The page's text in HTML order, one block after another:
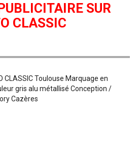
SUR
CLASSIC
CLASSIC Toulouse Marquage en
gris alu métallisé Conception /
Cazères